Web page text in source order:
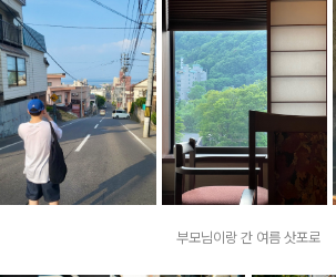
부모님이랑 간 여름 삿포로